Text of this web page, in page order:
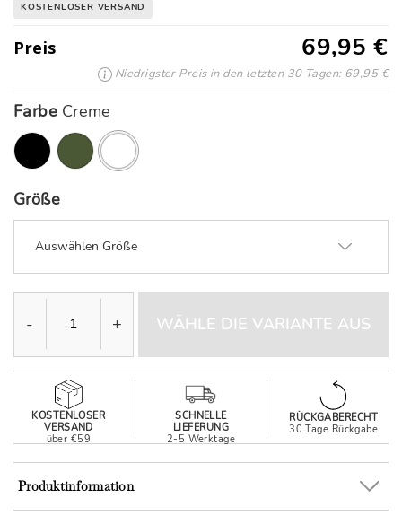
KOSTENLOSER VERSAND
Preis 69,95 €
Niedrigster Preis in den letzten 30 Tagen: 69,95 €
Farbe Creme
Ausgewählte
Größe
Auswählen Größe
- + WÄHLE DIE VARIANTE AUS
KOSTENLOSER
VERSAND
über €59
SCHNELLE
LIEFERUNG
2-5 Werktage
RÜCKGABERECHT
30 Tage Rückgabe
Produktinformation